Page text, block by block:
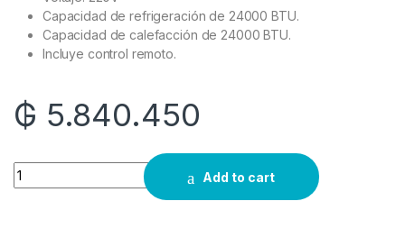
Capacidad de refrigeración de 24000 BTU.
Capacidad de calefacción de 24000 BTU.
Incluye control remoto.
₲ 5.840.450
Quantity
Add to cart